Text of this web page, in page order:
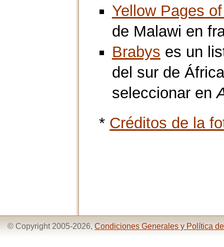
Yellow Pages
de Malawi en
Brabys es un
del sur de
seleccionar en
* Créditos de la
© Copyright 2005-2026, Condiciones Generales y Política